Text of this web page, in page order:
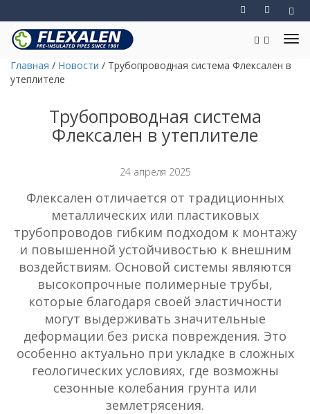
Главная / Новости / Трубопроводная система Флексален в
утеплителе
Трубопроводная система
Флексален в утеплителе
24 апреля 2025
Флексален отличается от традиционных
металлических или пластиковых
трубопроводов гибким подходом к монтажу
и повышенной устойчивостью к внешним
воздействиям. Основой системы являются
высокопрочные полимерные трубы,
которые благодаря своей эластичности
могут выдерживать значительные
деформации без риска повреждения. Это
особенно актуально при укладке в сложных
геологических условиях, где возможны
сезонные колебания грунта или
землетрясения.